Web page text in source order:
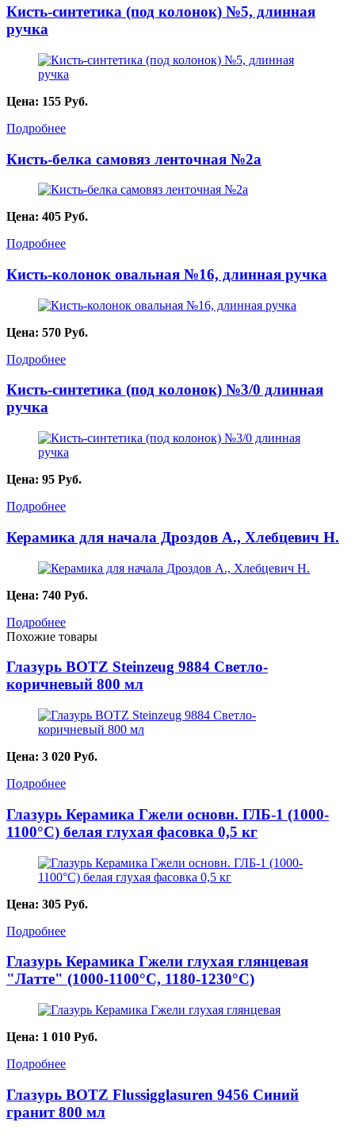
Кисть-синтетика (под колонок) №5, длинная
ручка
Цена: 155 Руб.
Подробнее
Кисть-белка самовяз ленточная №2а
Цена: 405 Руб.
Подробнее
Кисть-колонок овальная №16, длинная ручка
Цена: 570 Руб.
Подробнее
Кисть-синтетика (под колонок) №3/0 длинная
ручка
Цена: 95 Руб.
Подробнее
Керамика для начала Дроздов А., Хлебцевич Н.
Цена: 740 Руб.
Подробнее
Похожие товары
Глазурь BOTZ Steinzeug 9884 Светло-
коричневый 800 мл
Цена: 3 020 Руб.
Подробнее
Глазурь Керамика Гжели основн. ГЛБ-1 (1000-
1100°С) белая глухая фасовка 0,5 кг
Цена: 305 Руб.
Подробнее
Глазурь Керамика Гжели глухая глянцевая
"Латте" (1000-1100°С, 1180-1230°С)
Цена: 1 010 Руб.
Подробнее
Глазурь BOTZ Flussigglasuren 9456 Синий
гранит 800 мл